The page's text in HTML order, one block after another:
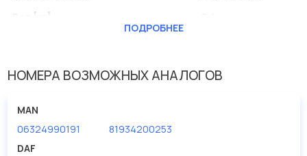
Вес [кг]
ПОДРОБНЕЕ
НОМЕРА ВОЗМОЖНЫХ АНАЛОГОВ
MAN
06324990191
81934200253
DAF